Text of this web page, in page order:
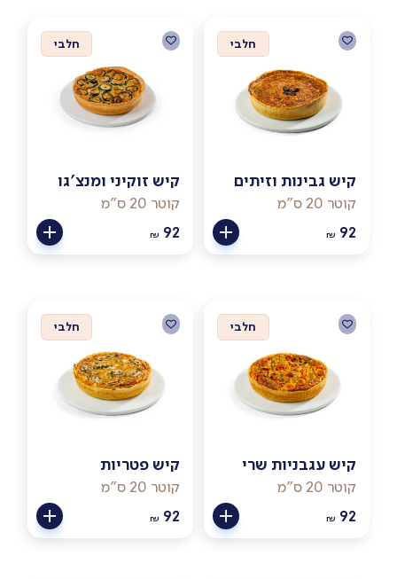
חלבי
קיש גבינות וזיתים
קוטר 20 ס"מ
₪ 92
חלבי
קיש זוקיני ומנצ'גו
קוטר 20 ס"מ
₪ 92
חלבי
קיש עגבניות שרי
קוטר 20 ס"מ
₪ 92
חלבי
קיש פטריות
קוטר 20 ס"מ
₪ 92